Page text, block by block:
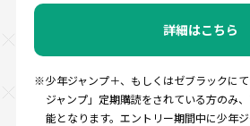
詳細はこちら
少年ジャンプ＋、もしくはゼブラックに
ジャンプ」定期購読をされている方のみ
能となります。エントリー期間中に少年